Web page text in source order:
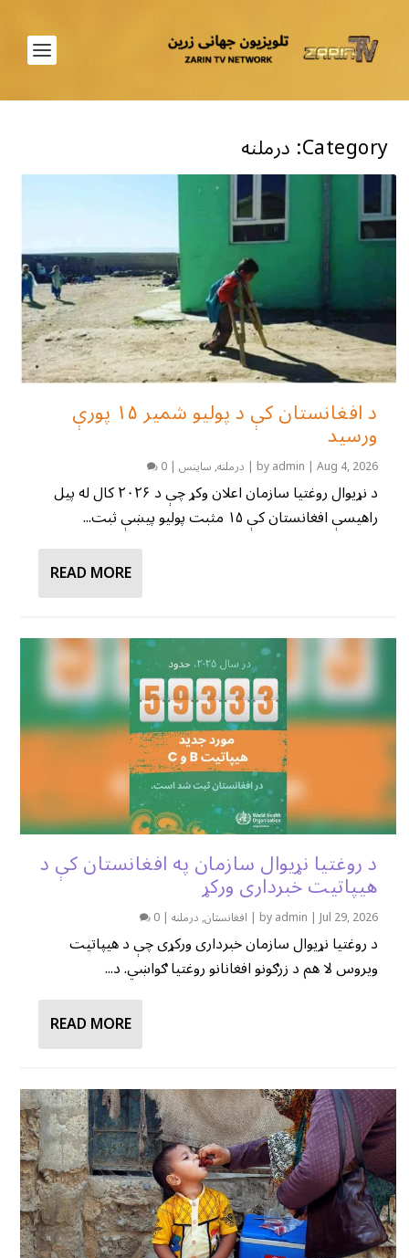
Category: درملنه
د افغانستان کې د پولیو شمیر ۱۵ پورې
ورسید
byadmin | Aug 4, 2026
| درملنه,ساینس |
0
د نړیوال روغتیا سازمان اعلان وکړ چې د ۲۰۲۶ کال له پیل
راهیسې افغانستان کې ۱۵ مثبت پولیو پیښې ثبت...
READ MORE
د روغتیا نړیوال سازمان په افغانستان کې د
هیپاتیت خبرداری ورکړ
byadmin |Jul 29, 2026
| افغانستان,درملنه |
0
د روغتیا نړیوال سازمان خبرداری ورکړی چې د هیپاتیت
ویروس لا هم د زرګونو افغانانو روغتیا ګواښي. د...
READ MORE